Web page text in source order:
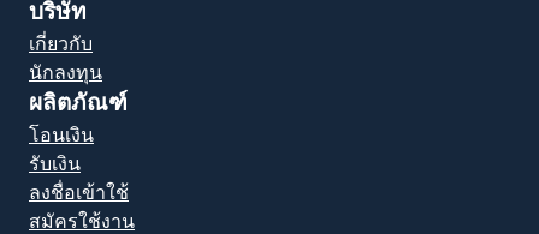
บริษัท
เกี่ยวกับ
นักลงทุน
ผลิตภัณฑ์
โอนเงิน
รับเงิน
ลงชื่อเข้าใช้
สมัครใช้งาน